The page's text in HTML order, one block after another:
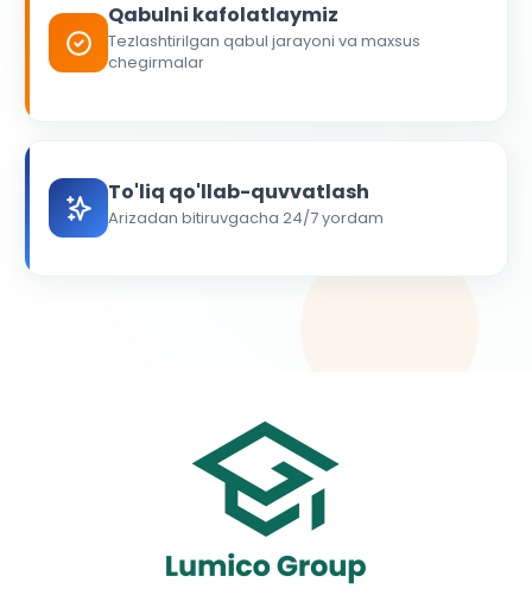
Qabulni kafolatlaymiz
Tezlashtirilgan qabul jarayoni va maxsus
chegirmalar
To'liq qo'llab-quvvatlash
Arizadan bitiruvgacha 24/7 yordam